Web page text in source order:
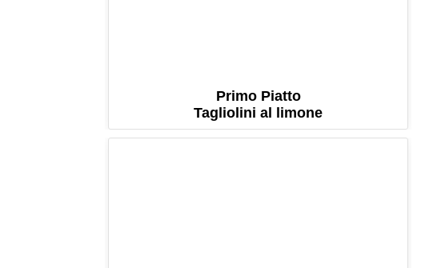
Primo Piatto
Tagliolini al limone